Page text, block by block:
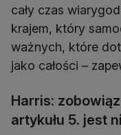
cały czas
krajem, który
ważnych, które
jako całości –
Harris:
artykułu 5. jest